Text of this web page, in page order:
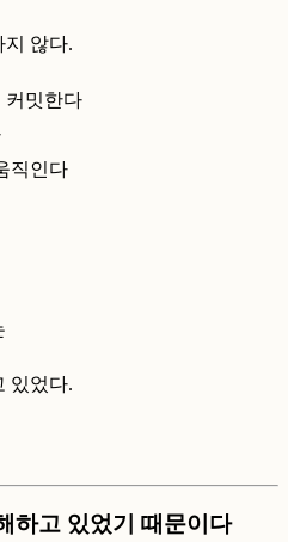
지 않다.
커밋한다
직인다
있었다.
하고 있었기 때문이다